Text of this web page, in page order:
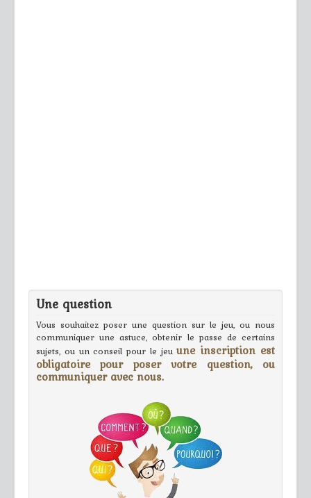
Une question
Vous souhaitez poser une question sur le jeu, ou nous
communiquer une astuce, obtenir le passe de certains
sujets, ou un conseil pour le jeuune inscription est
obligatoire pour poser votre question, ou
communiquer avec nous.